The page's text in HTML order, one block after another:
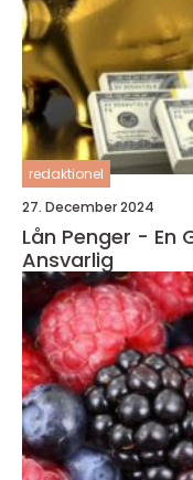
redaktionel
27. December 2024
Lån Penger - En
Ansvarlig